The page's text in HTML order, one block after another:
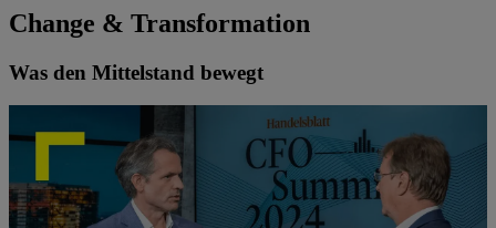
Change & Transformation
Was den Mittelstand bewegt